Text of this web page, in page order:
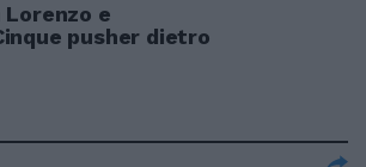
Lorenzo e
pusher dietro